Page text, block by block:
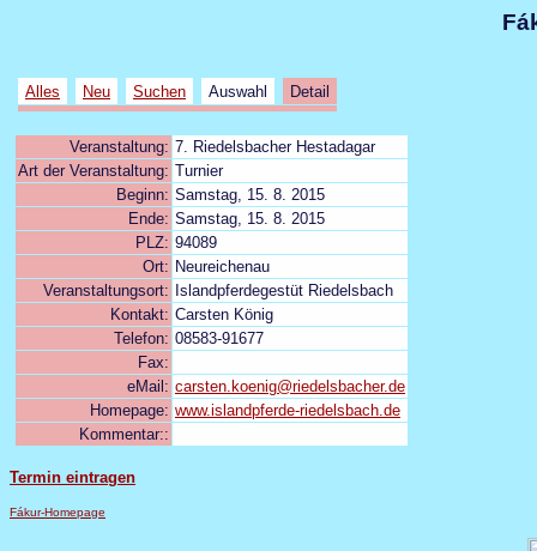
Alles Neu Suchen Auswahl Detail
Veranstaltung: 7. Riedelsbacher Hestadagar
Art der Veranstaltung: Turnier
Beginn: Samstag, 15. 8. 2015
Ende: Samstag, 15. 8. 2015
PLZ: 94089
Ort: Neureichenau
Veranstaltungsort: Islandpferdegestüt Riedelsbach
Kontakt: Carsten König
Telefon: 08583-91677
Fax:
eMail: carsten.koenig@riedelsbacher.de
Homepage: www.islandpferde-riedelsbach.de
Kommentar::
Termin eintragen
Fákur-Homepage